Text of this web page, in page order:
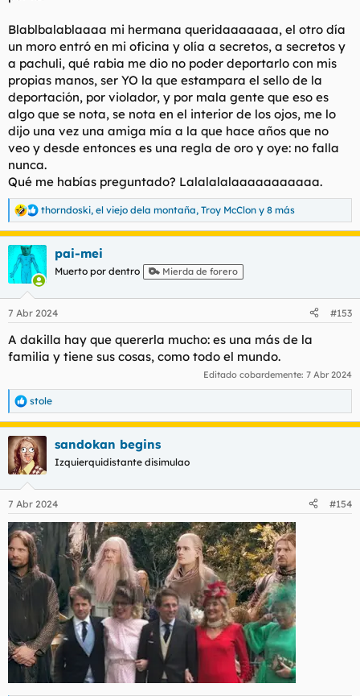
Blablbalablaaaa mi hermana queridaaaaaaa, el otro día
un moro entró en mi oficina y olía a secretos, a secretos y
a pachuli, qué rabia me dio no poder deportarlo con mis
propias manos, ser YO la que estampara el sello de la
deportación, por violador, y por mala gente que eso es
algo que se nota, se nota en el interior de los ojos, me lo
dijo una vez una amiga mía a la que hace años que no
veo y desde entonces es una regla de oro y oye: no falla
nunca.
Qué me habías preguntado? Lalalalalaaaaaaaaaaa.
R
e
a
c
c
i
e
:
thorndoski, el viejo dela montaña, Troy McClon y 8 más
pai-mei
Muerto por dentro Mierda de forero
7 Abr 2024 #153
A dakilla hay que quererla mucho: es una más de la
familia y tiene sus cosas, como todo el mundo.
Editado cobardemente: 7 Abr 2024
R
e
a
c
c
i
e
s
:
stole
sandokan begins
Izquierquidistante disimulao
7 Abr 2024 #154